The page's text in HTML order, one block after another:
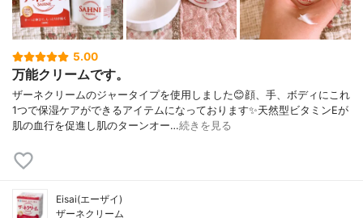
5.00
万能クリームです。
ザーネクリームのジャータイプを使用しました😊顔、手、ボディにこれ
1つで保湿ケアができるアイテムになっております✨天然型ビタミンEが
肌の血行を促進し肌のターンオー…続きを見る
Eisai(エーザイ)
ザーネクリーム